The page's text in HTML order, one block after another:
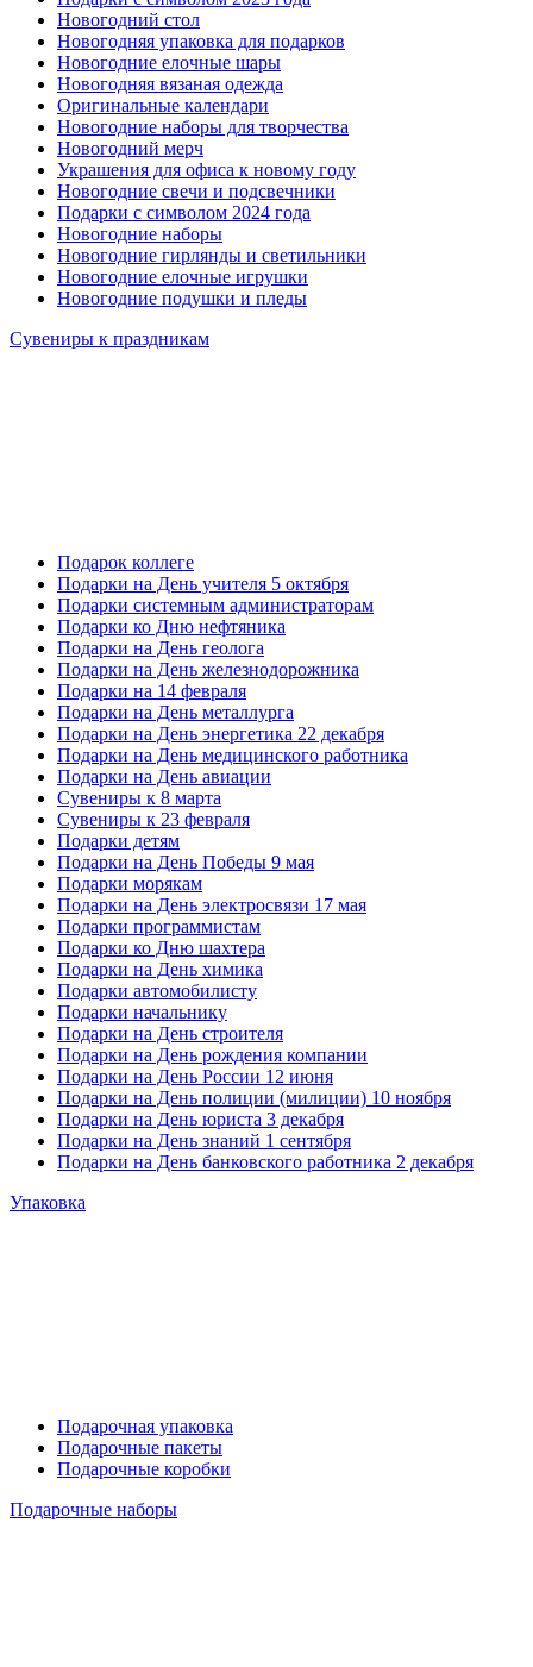
Новогодний стол
Новогодняя упаковка для подарков
Новогодние елочные шары
Новогодняя вязаная одежда
Оригинальные календари
Новогодние наборы для творчества
Новогодний мерч
Украшения для офиса к новому году
Новогодние свечи и подсвечники
Подарки с символом 2024 года
Новогодние наборы
Новогодние гирлянды и светильники
Новогодние елочные игрушки
Новогодние подушки и пледы
Сувениры к праздникам
Подарок коллеге
Подарки на День учителя 5 октября
Подарки системным администраторам
Подарки ко Дню нефтяника
Подарки на День геолога
Подарки на День железнодорожника
Подарки на 14 февраля
Подарки на День металлурга
Подарки на День энергетика 22 декабря
Подарки на День медицинского работника
Подарки на День авиации
Сувениры к 8 марта
Сувениры к 23 февраля
Подарки детям
Подарки на День Победы 9 мая
Подарки морякам
Подарки на День электросвязи 17 мая
Подарки программистам
Подарки ко Дню шахтера
Подарки на День химика
Подарки автомобилисту
Подарки начальнику
Подарки на День строителя
Подарки на День рождения компании
Подарки на День России 12 июня
Подарки на День полиции (милиции) 10 ноября
Подарки на День юриста 3 декабря
Подарки на День знаний 1 сентября
Подарки на День банковского работника 2 декабря
Упаковка
Подарочная упаковка
Подарочные пакеты
Подарочные коробки
Подарочные наборы